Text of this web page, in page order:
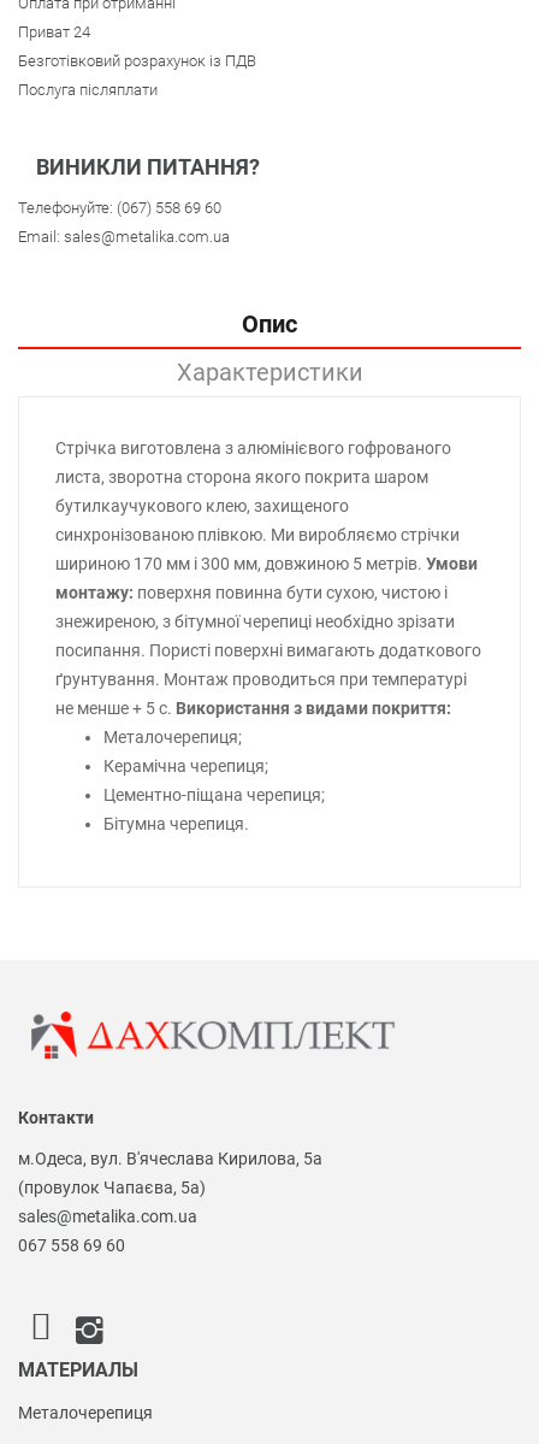
Приват 24
Безготівковий розрахунок із ПДВ
Послуга післяплати
ВИНИКЛИ ПИТАННЯ?
Телефонуйте: (067) 558 69 60
Email: sales@metalika.com.ua
Опис
Характеристики
Стрічка виготовлена з алюмінієвого гофрованого
листа, зворотна сторона якого покрита шаром
бутилкаучукового клею, захищеного
синхронізованою плівкою. Ми виробляємо стрічки
шириною 170 мм і 300 мм, довжиною 5 метрів. Умови
монтажу: поверхня повинна бути сухою, чистою і
знежиреною, з бітумної черепиці необхідно зрізати
посипання. Пористі поверхні вимагають додаткового
ґрунтування. Монтаж проводиться при температурі
не менше + 5 с. Використання з видами покриття:
Металочерепиця;
Керамічна черепиця;
Цементно-піщана черепиця;
Бітумна черепиця.
Контакти
м.Одеса, вул. В'ячеслава Кирилова, 5а
(провулок Чапаєва, 5а)
sales@metalika.com.ua
067 558 69 60
МАТЕРИАЛЫ
Металочерепиця